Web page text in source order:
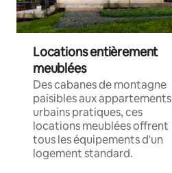
Locations entièrement
meublées
Des cabanes de montagne
paisibles aux appartements
urbains pratiques, ces
locations meublées offrent
tous les équipements d'un
logement standard.